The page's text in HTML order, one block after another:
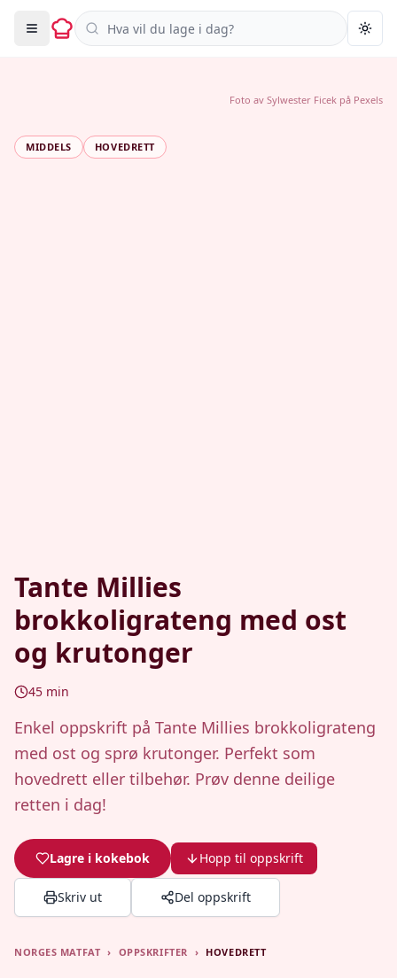
Søk i oppskrifter
MIDDELS HOVEDRETT
Tante Millies
brokkoligrateng med ost
og krutonger
45 min
Enkel oppskrift på Tante Millies brokkoligrateng
med ost og sprø krutonger. Perfekt som
hovedrett eller tilbehør. Prøv denne deilige
retten i dag!
Lagre i kokebok Hopp til oppskrift
Skriv ut Del oppskrift
Foto av Sylwester Ficek på Pexels
NORGES MATFAT › OPPSKRIFTER › HOVEDRETT